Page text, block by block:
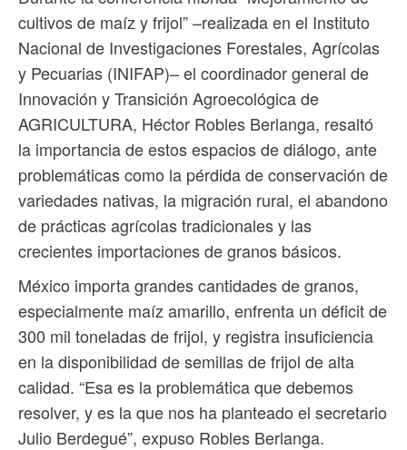
cultivos de maíz y frijol” –realizada en el Instituto
Nacional de Investigaciones Forestales, Agrícolas
y Pecuarias (INIFAP)– el coordinador general de
Innovación y Transición Agroecológica de
AGRICULTURA, Héctor Robles Berlanga, resaltó
la importancia de estos espacios de diálogo, ante
problemáticas como la pérdida de conservación de
variedades nativas, la migración rural, el abandono
de prácticas agrícolas tradicionales y las
crecientes importaciones de granos básicos.
México importa grandes cantidades de granos,
especialmente maíz amarillo, enfrenta un déficit de
300 mil toneladas de frijol, y registra insuficiencia
en la disponibilidad de semillas de frijol de alta
calidad. “Esa es la problemática que debemos
resolver, y es la que nos ha planteado el secretario
Julio Berdegué”, expuso Robles Berlanga.